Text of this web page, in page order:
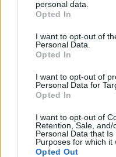
Please note that this
services and may gather
not limited to your visit or
grant or deny consent to
consent section.
personal data.
Opted In
I want to opt-out of
Personal Data.
Opted In
I want to opt-out of
Personal Data for
Opted In
I want to opt-out of
Retention, Sale,
Personal Data that
Purposes for which it
Opted Out